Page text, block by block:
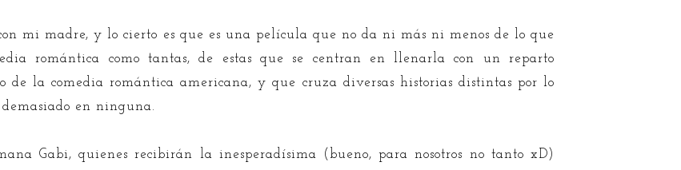
mi madre, y lo cierto es que es una película que no da ni más ni menos de lo que
romántica como tantas, de estas que se centran en llenarla con un reparto
de la comedia romántica americana, y que cruza diversas historias distintas por lo
en ninguna.
Gabi, quienes recibirán la inesperadísima (bueno, para nosotros no tanto xD)